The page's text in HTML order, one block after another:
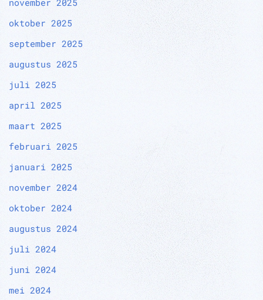
oktober 2025
september 2025
augustus 2025
juli 2025
april 2025
maart 2025
februari 2025
januari 2025
november 2024
oktober 2024
augustus 2024
juli 2024
juni 2024
mei 2024